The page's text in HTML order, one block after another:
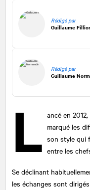
Rédigé par
Guillaume
Rédigé par
Guillaume
L ancé en
marqué les
son style qui
entre les
Se déclinant
les échanges sont